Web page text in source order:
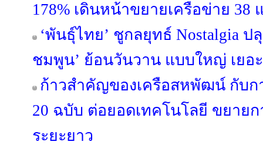
178% เดินหน้าขยายเครือข่าย 38
‘พันธุ์ไทย’ ชูกลยุทธ์ Nostalgia ป
ชมพูน’ ย้อนวันวาน แบบใหญ่ เยอ
ก้าวสำคัญของเครือสหพัฒน์ กับก
20 ฉบับ ต่อยอดเทคโนโลยี ขยาย
ระยะยาว